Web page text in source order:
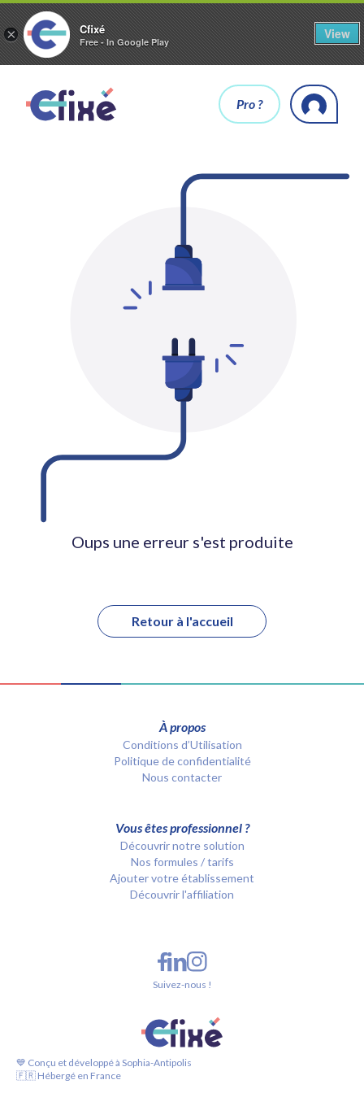
× Cfixé
Free - In Google Play
View
Pro ?
Oups une erreur s'est produite
Retour à l'accueil
À propos
Conditions d’Utilisation
Politique de confidentialité
Nous contacter
Vous êtes professionnel ?
Découvrir notre solution
Nos formules / tarifs
Ajouter votre établissement
Découvrir l'affiliation
💙 Conçu et développé à Sophia-Antipolis
🇫🇷 Hébergé en France
Suivez-nous !